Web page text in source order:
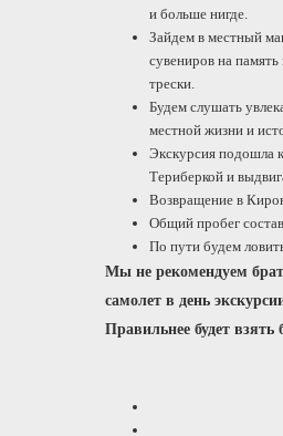
и больше нигде.
Зайдем в местный
сувениров на
трески.
Будем слушать
местной жизни и
Экскурсия подошла
Териберкой и
Возвращение в
Общий пробег
По пути будем
Мы не рекомендуем
самолет в день
Правильнее будет